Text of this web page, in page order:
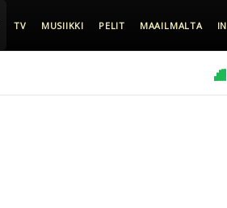
TV MUSIIKKI PELIT MAAILMALTA